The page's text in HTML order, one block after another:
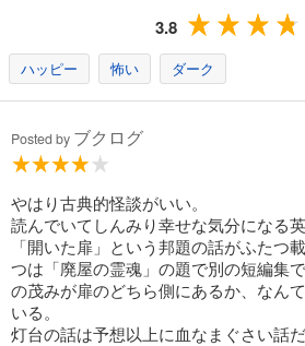
3.8
ハッピー 怖い ダーク
Posted by ブクログ
やはり古典的怪談がいい。
読んでいてしんみり幸せな気分になる英
「開いた扉」という邦題の話がふたつ
つは「廃屋の霊魂」の題で別の短編集
の茂みが扉のどちら側にあるか、なん
いる。
灯台の話は予想以上に血なまぐさい話